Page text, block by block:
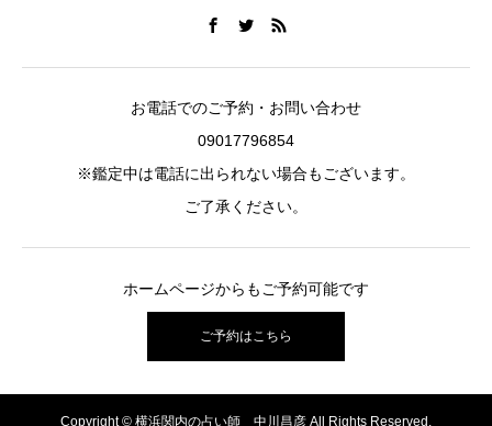
お電話でのご予約・お問い合わせ
09017796854
※鑑定中は電話に出られない場合もございます。
ご了承ください。
ホームページからもご予約可能です
ご予約はこちら
Copyright © 横浜関内の占い師 中川昌彦 All Rights Reserved.